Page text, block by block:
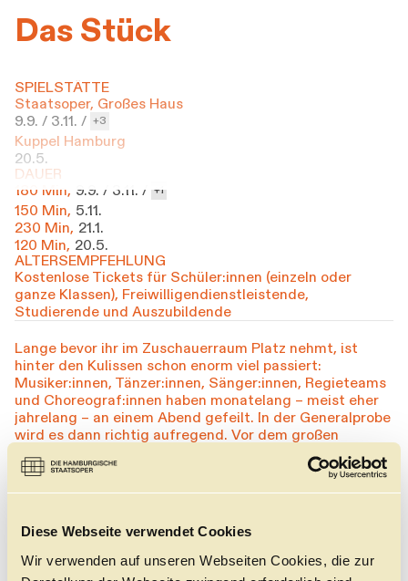
Diese Webseite verwendet Cookies
Wir verwenden auf unseren Webseiten Cookies, die zur
Das Stück
SPIELSTÄTTE
Staatsoper, Großes Haus
9.9. / 3.11. / 3
Kuppel Hamburg
20.5.
DAUER
180 Min, 9.9. / 3.11. / 1
150 Min, 5.11.
230 Min, 21.1.
120 Min, 20.5.
ALTERSEMPFEHLUNG
Kostenlose Tickets für Schüler:innen (einzeln oder
ganze Klassen), Freiwilligendienstleistende,
Studierende und Auszubildende
Lange bevor ihr im Zuschauerraum Platz nehmt, ist
hinter den Kulissen schon enorm viel passiert:
Musiker:innen, Tänzer:innen, Sänger:innen, Regieteams
und Choreograf:innen haben monatelang – meist eher
jahrelang – an einem Abend gefeilt. In der Generalprobe
wird es dann richtig aufregend. Vor dem großen
Premierenabend läuft hier alles komplett durch –
idealerweise ohne Stopp, ohne Neustart, ohne zweite
auf der Bühne stehen wird – als letzter Probelauf, mit
allem, was dazugehört. Und dazu laden wir Euch
kostenfrei ein.
Weiterlesen+